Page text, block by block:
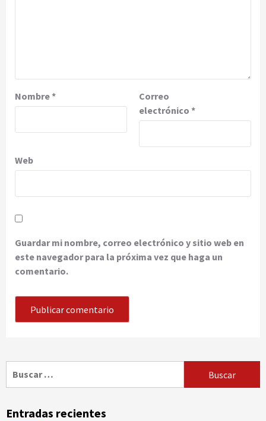
Nombre*
Correo
electrónico *
Web
Guardar mi nombre, correo electrónico y sitio web en
este navegador para la próxima vez que haga un
comentario.
Entradas recientes